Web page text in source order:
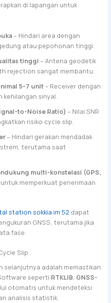
di lapangan untuk
– Hindari area dengan
atau pepohonan tinggi.
tinggi – Antena geodetik
rejection sangat membantu.
5–7 unit– Receiver dengan
sinyal.
to-Noise Ratio) – Nilai SNR
risiko cycle slip.
– Hindari gerakan mendadak
terutama saat
multi-konstelasi (GPS,
untuk memperkuat penerimaan
station sokkia im 52 dapat
GNSS, terutama jika
fase.
Slip
selanjutnya adalah memastikan
seperti RTKLIB, GNSS-
otomatis untuk mendeteksi
analisis statistik.